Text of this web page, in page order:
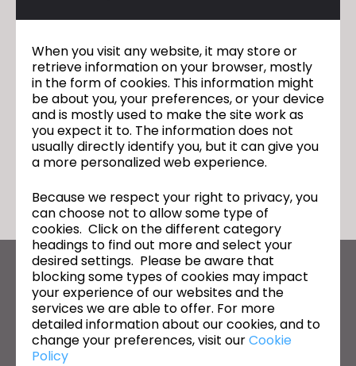
이전 Uniteks
다음 CSDMM-UPM
돌아가기
CLO의 최신 정보
뉴스, 프로모션, 리소스 및 다양한 소식을 확인하세요.
이메일 주소
When you visit any website, it may store or
retrieve information on your browser, mostly
in the form of cookies. This information might
be about you, your preferences, or your device
and is mostly used to make the site work as
you expect it to. The information does not
usually directly identify you, but it can give you
a more personalized web experience.
Because we respect your right to privacy, you
can choose not to allow some type of
cookies. Click on the different category
headings to find out more and select your
desired settings. Please be aware that
blocking some types of cookies may impact
your experience of our websites and the
services we are able to offer. For more
detailed information about our cookies, and to
change your preferences, visit ourCookie
Policy